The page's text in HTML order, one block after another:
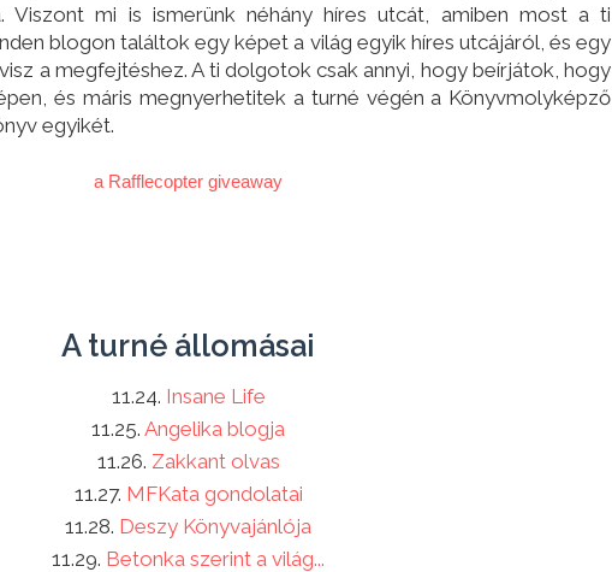
Viszont mi is ismerünk néhány híres utcát, amiben most a ti
blogon találtok egy képet a világ egyik híres utcájáról, és egy
a megfejtéshez. A ti dolgotok csak annyi, hogy beírjátok, hogy
és máris megnyerhetitek a turné végén a Könyvmolyképző
egyikét.
a Rafflecopter giveaway
A turné állomásai
11.24. Insane Life
11.25.Angelika blogja
11.26. Zakkant olvas
11.27. MFKata gondolatai
11.28. Deszy Könyvajánlója
11.29. Betonka szerint a világ...